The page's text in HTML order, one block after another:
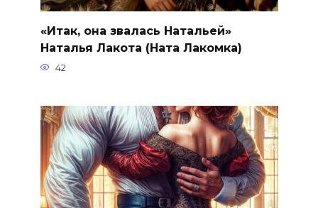
«Итак, она звалась Натальей»
Наталья Лакота (Ната Лакомка)
42